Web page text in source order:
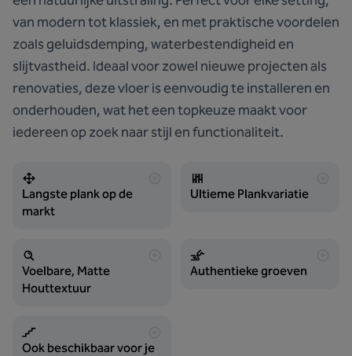
van modern tot klassiek, en met praktische voordelen
zoals geluidsdemping, waterbestendigheid en
slijtvastheid. Ideaal voor zowel nieuwe projecten als
renovaties, deze vloer is eenvoudig te installeren en
onderhouden, wat het een topkeuze maakt voor
iedereen op zoek naar stijl en functionaliteit.
Langste plank op de
markt
Ultieme Plankvariatie
Voelbare, Matte
Houttextuur
Authentieke groeven
Ook beschikbaar voor je